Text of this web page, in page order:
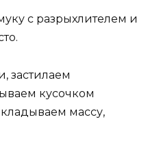
с разрыхлителем и
застилаем
кусочком
массу,